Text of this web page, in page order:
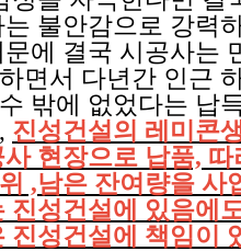
불안감으로 강력
에 결국 시공사는
면서 다년간 인근
밖에 없었다는 납
진성건설의 레미콘
현장으로 납품,
,남은 잔여량을 사
진성건설에 있음에
진성건설에 책임이